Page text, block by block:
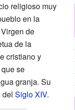
religioso muy
en la
de
de la
cristiano y
se
granja. Su
del Siglo XIV.